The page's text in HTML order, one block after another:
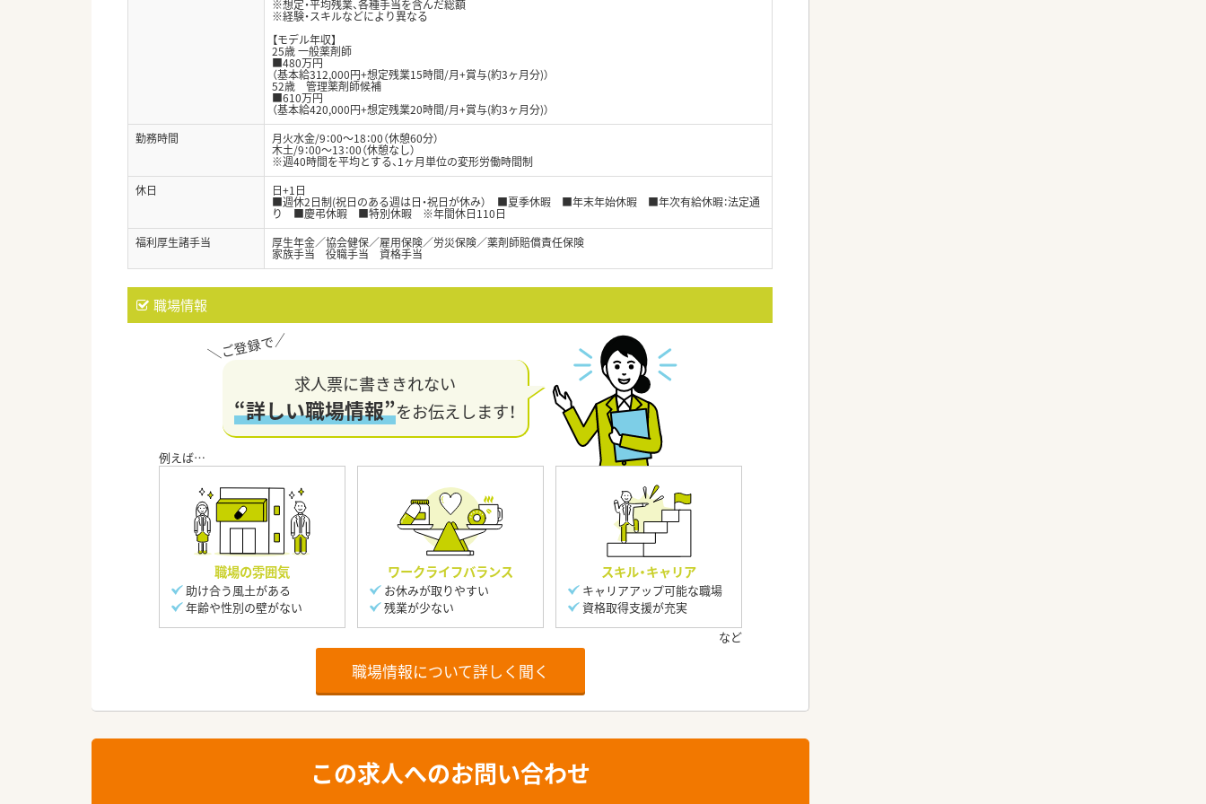
※想定・平均残業、各種手当を含んだ総額
※経験・スキルなどにより異なる
【モデル年収】
25歳 一般薬剤師
■480万円
（基本給312,000円+想定残業15時間/月+賞与(約3ヶ月分)）
52歳 管理薬剤師候補
■610万円
（基本給420,000円+想定残業20時間/月+賞与(約3ヶ月分)）
勤務時間
月火水金/9：00～18：00（休憩60分）
木土/9：00～13：00（休憩なし）
※週40時間を平均とする、1ヶ月単位の変形労働時間制
休日
日+1日
■週休2日制(祝日のある週は日・祝日が休み） ■夏季休暇 ■年末年始休暇 ■年次有給休暇：法定通
り ■慶弔休暇 ■特別休暇 ※年間休日110日
福利厚生諸手当
厚生年金／協会健保／雇用保険／労災保険／薬剤師賠償責任保険
家族手当 役職手当 資格手当
職場情報
求人票に書ききれない
“詳しい職場情報”をお伝えします！
職場の雰囲気
助け合う風土がある
年齢や性別の壁がない
ワークライフバランス
お休みが取りやすい
残業が少ない
スキル・キャリア
キャリアアップ可能な職場
資格取得支援が充実
職場情報について詳しく聞く
この求人へのお問い合わせ